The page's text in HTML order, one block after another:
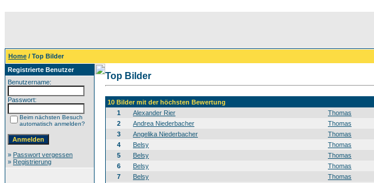
Home / Top Bilder
Registrierte Benutzer
Benutzername:
Passwort:
Beim nächsten Besuch
automatisch anmelden?
» Passwort vergessen
» Registrierung
Top Bilder
10 Bilder mit der höchsten Bewertung
1
Alexander Rier Thomas
2
Andrea Niederbacher Thomas
3
Angelika Niederbacher Thomas
4
Belsy Thomas
5
Belsy Thomas
6
Belsy Thomas
7
Belsy Thomas